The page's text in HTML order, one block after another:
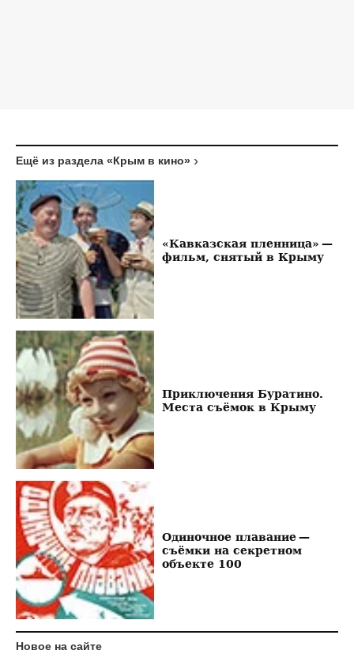
Ещё из раздела «Крым в кино»
«Кавказская пленница» —
фильм, снятый в Крыму
Приключения Буратино.
Места съёмок в Крыму
Одиночное плавание —
съёмки на секретном
объекте 100
Новое на сайте